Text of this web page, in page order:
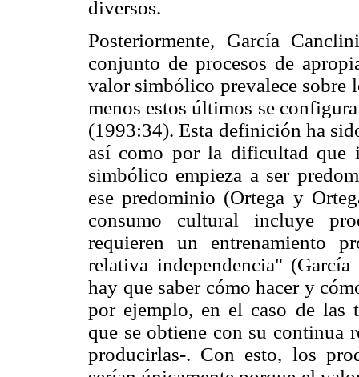
diversos.
Posteriormente, García
conjunto de procesos de
valor simbólico prevalece sobre
menos estos últimos se
(1993:34). Esta definición ha
así como por la dificultad que
simbólico empieza a ser
ese predominio (Ortega y
consumo cultural incluye
requieren un entrenamiento
relativa independencia"
hay que saber cómo hacer y
por ejemplo, en el caso de las
que se obtiene con su continua
producirlas-. Con esto, los